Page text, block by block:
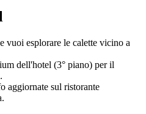
vuoi esplorare le calette vicino a
dell'hotel (3° piano) per il
aggiornate sul ristorante